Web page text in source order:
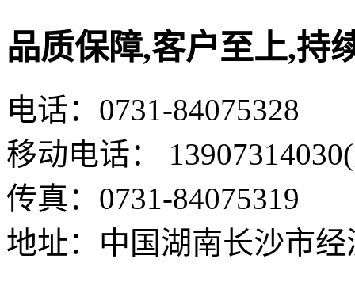
品质保障,客户至上,持
电话：0731-84075328
移动电话：
传真：0731-84075319
地址：中国湖南长沙市